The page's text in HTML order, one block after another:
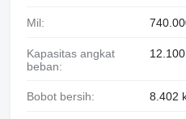
Mil:
Kapasitas angkat
beban:
Bobot bersih: 8.402